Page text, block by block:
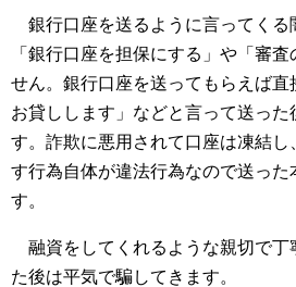
銀行口座を送るように言ってくる
「銀行口座を担保にする」や「審
せん。銀行口座を送ってもらえば
お貸しします」などと言って送った
す。詐欺に悪用されて口座は凍結
す行為自体が違法行為なので送った
す。
融資をしてくれるような親切で丁
た後は平気で騙してきます。